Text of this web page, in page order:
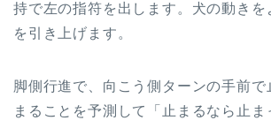
持で左の指符を出します。犬の動きを
を引き上げます。
脚側行進で、向こう側ターンの手前で
まることを予測して「止まるなら止ま